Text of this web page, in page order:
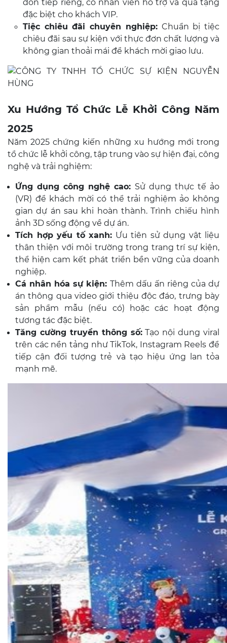
đón tiếp riêng, có nhân viên hỗ trợ và quà tặng
đặc biệt cho khách VIP.
Tiệc chiêu đãi chuyên nghiệp:Chuẩn bị tiệc
chiêu đãi sau sự kiện với thực đơn chất lượng và
không gian thoải mái để khách mời giao lưu.
Xu Hướng Tổ Chức Lễ Khởi Công Năm
2025
Năm 2025 chứng kiến những xu hướng mới trong
tổ chức lễ khởi công, tập trung vào sự hiện đại, công
nghệ và trải nghiệm:
Ứng dụng công nghệ cao: Sử dụng thực tế ảo
(VR) để khách mời có thể trải nghiệm ảo không
gian dự án sau khi hoàn thành. Trình chiếu hình
ảnh 3D sống động về dự án.
Tích hợp yếu tố xanh: Ưu tiên sử dụng vật liệu
thân thiện với môi trường trong trang trí sự kiện,
thể hiện cam kết phát triển bền vững của doanh
nghiệp.
Cá nhân hóa sự kiện: Thêm dấu ấn riêng của dự
án thông qua video giới thiệu độc đáo, trưng bày
sản phẩm mẫu (nếu có) hoặc các hoạt động
tương tác đặc biệt.
Tăng cường truyền thông số:Tạo nội dung viral
trên các nền tảng như TikTok, Instagram Reels để
tiếp cận đối tượng trẻ và tạo hiệu ứng lan tỏa
mạnh mẽ.